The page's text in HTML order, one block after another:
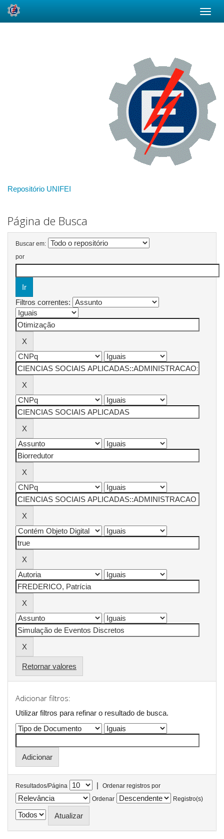
Repositório UNIFEI
Página de Busca
Buscar em:
por
Filtros correntes:
Retornar valores
Adicionar filtros:
Utilizar filtros para refinar o resultado de busca.
Resultados/Página |
Ordenar registros por
Ordenar
Registro(s)